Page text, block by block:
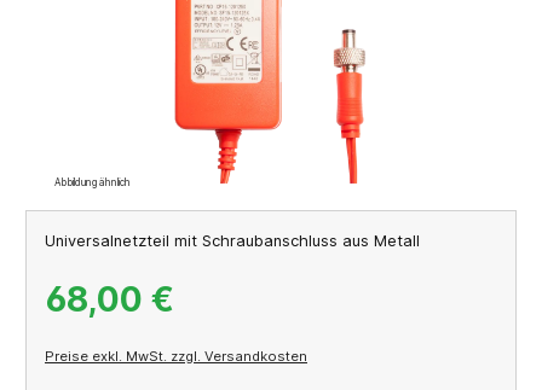
Abbildung ähnlich
Universalnetzteil mit Schraubanschluss aus Metall
68,00 €
Preise exkl. MwSt. zzgl. Versandkosten